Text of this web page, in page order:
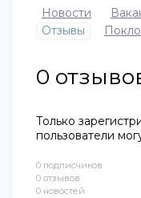
0 подписчиков
0 отзывов
0 новостей
Новости
Отзывы
0
Только
пользователи